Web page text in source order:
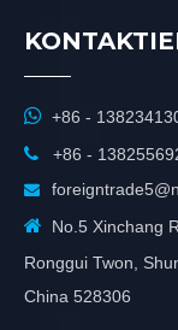
 +86 -
 +86 -

 No.5 Xinchang
Ronggui Twon,
China 528306